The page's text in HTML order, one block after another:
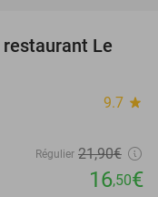
25%
Le
9.7 star
Régulier 21,90€
16,50€